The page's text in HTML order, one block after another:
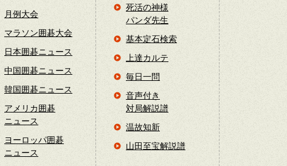
月例大会
マラソン囲碁大会
日本囲碁ニュース
中国囲碁ニュース
韓国囲碁ニュース
アメリカ囲碁
ニュース
ヨーロッパ囲碁
ニュース
死活の神様
パンダ先生
基本定石検索
上達カルテ
毎日一問
音声付き
対局解説譜
温故知新
山田至宝解説譜